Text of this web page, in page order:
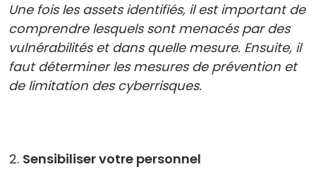
Une fois les assets identifiés, il est important de
comprendre lesquels sont menacés par des
vulnérabilités et dans quelle mesure. Ensuite, il
faut déterminer les mesures de prévention et
de limitation des cyberrisques.
Sensibiliser votre personnel